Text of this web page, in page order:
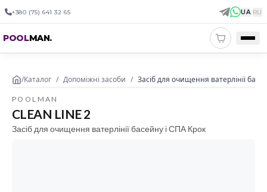
+380 (75) 641 32 65 UA| RU
POOLMAN.
/Каталог / Допоміжні засоби / Засіб для очищення ватерлінії
POOLMAN
CLEAN LINE 2
Засіб для очищення ватерлінії басейну і СПА Крок